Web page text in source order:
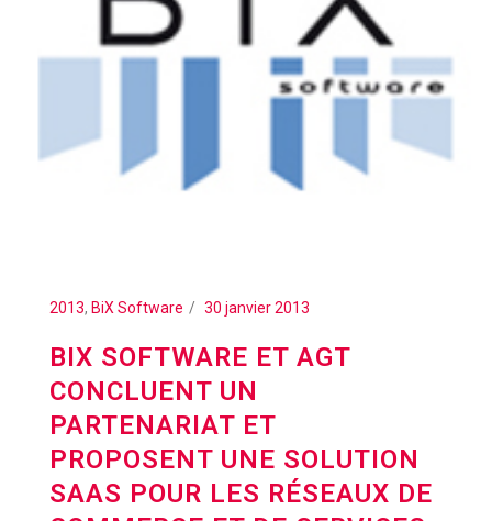
2013, BiX Software 30 janvier 2013
BIX SOFTWARE ET AGT
CONCLUENT UN
PARTENARIAT ET
PROPOSENT UNE SOLUTION
SAAS POUR LES RÉSEAUX DE